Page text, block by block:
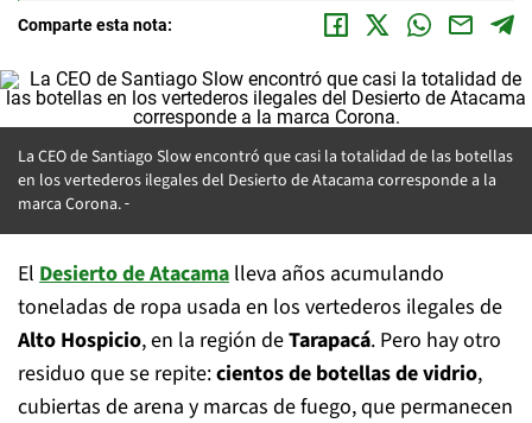
Comparte esta nota:
La CEO de Santiago Slow encontró que casi la totalidad de las botellas
en los vertederos ilegales del Desierto de Atacama corresponde a la
marca Corona.
El Desierto de Atacama lleva años acumulando
toneladas de ropa usada en los vertederos ilegales de
Alto Hospicio, en la región deTarapacá. Pero hay otro
residuo que se repite:cientos de botellas de vidrio,
cubiertas de arena y marcas de fuego, que permanecen